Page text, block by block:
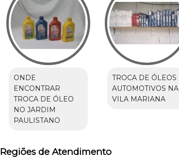
ONDE
ENCONTRAR
TROCA DE ÓLEO
NO JARDIM
PAULISTANO
TROCA DE ÓLEOS
AUTOMOTIVOS NA
VILA MARIANA
Regiões de Atendimento